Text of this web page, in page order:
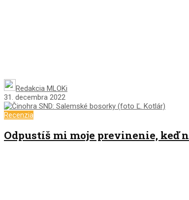
Redakcia MLOKi
31. decembra 2022
Recenzia
Odpustíš mi moje previnenie, keď